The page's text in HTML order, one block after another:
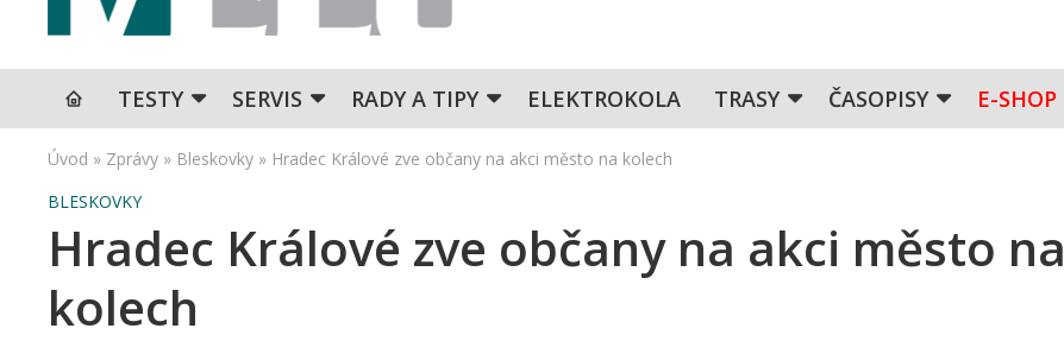
TESTY SERVIS RADY A TIPY ELEKTROKOLA TRASY ČASOPISY E-SHOP
Úvod » Zprávy » Bleskovky » Hradec Králové zve občany na akci město na kolech
BLESKOVKY
Hradec Králové zve občany na akci město na
kolech